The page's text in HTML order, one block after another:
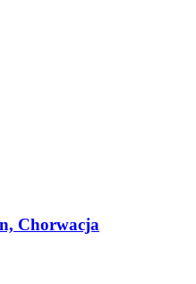
Chorwacja